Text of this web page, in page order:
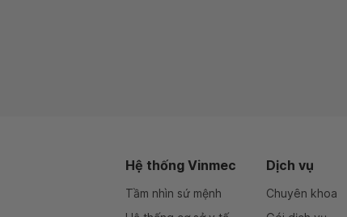
Hệ thống Vinmec
Tầm nhìn sứ mệnh
Dịch vụ
Chuyên khoa